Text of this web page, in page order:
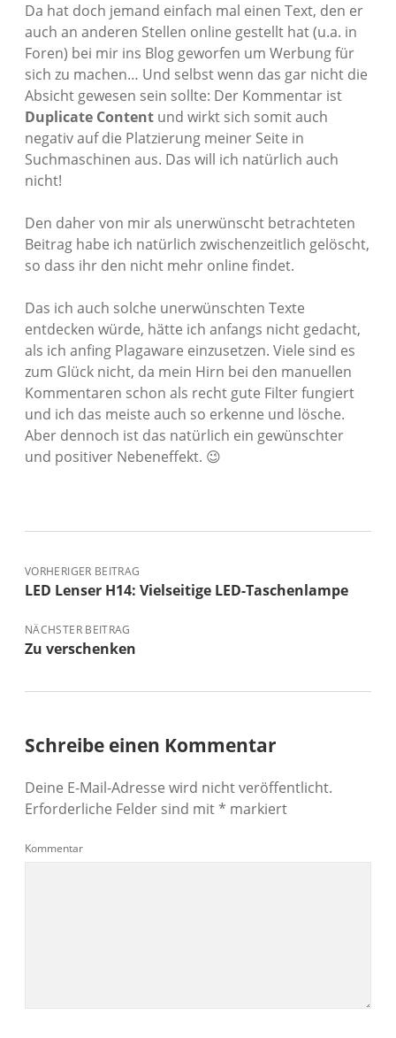
Da hat doch jemand einfach mal einen Text, den er
auch an anderen Stellen online gestellt hat (u.a. in
Foren) bei mir ins Blog geworfen um Werbung für
sich zu machen… Und selbst wenn das gar nicht die
Absicht gewesen sein sollte: Der Kommentar ist
Duplicate Content und wirkt sich somit auch
negativ auf die Platzierung meiner Seite in
Suchmaschinen aus. Das will ich natürlich auch
nicht!
Den daher von mir als unerwünscht betrachteten
Beitrag habe ich natürlich zwischenzeitlich gelöscht,
so dass ihr den nicht mehr online findet.
Das ich auch solche unerwünschten Texte
entdecken würde, hätte ich anfangs nicht gedacht,
als ich anfing Plagaware einzusetzen. Viele sind es
zum Glück nicht, da mein Hirn bei den manuellen
Kommentaren schon als recht gute Filter fungiert
und ich das meiste auch so erkenne und lösche.
Aber dennoch ist das natürlich ein gewünschter
und positiver Nebeneffekt. 😉
VORHERIGER BEITRAG
LED Lenser H14: Vielseitige LED-Taschenlampe
NÄCHSTER BEITRAG
Zu verschenken
Schreibe einen Kommentar
Deine E-Mail-Adresse wird nicht veröffentlicht.
Erforderliche Felder sind mit* markiert
Kommentar